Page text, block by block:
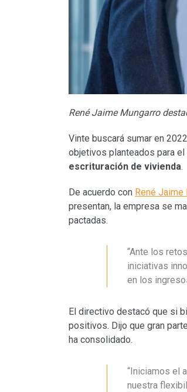
René Jaime Mungarro
Vinte buscará sumar en
objetivos planteados para
escrituración de vivienda.
De acuerdo con René Jaime
presentan, la empresa se
pactadas.
“Ante los
iniciativas
en los
El directivo destacó que si
positivos. Dijo que gran
ha consolidado.
“Iniciamos el
nuestra